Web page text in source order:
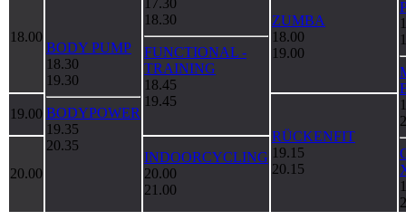
17.30
18.30
FUNCTIONAL -
TRAINING
18.45
19.45
18.00
BODY PUMP
18.30
19.30
BODYPOWER
19.35
20.35
ZUMBA
18.00
19.00
19.00
RÜCKENFIT
19.15
20.15
20.00
INDOORCYCLING
20.00
21.00